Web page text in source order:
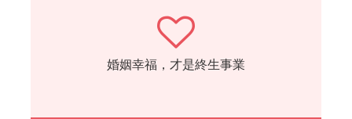
婚姻幸福，才是終生事業